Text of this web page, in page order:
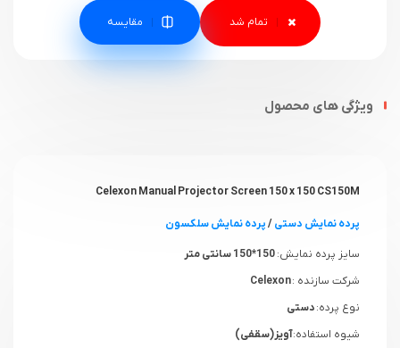
مقایسه
ویژگی های محصول
Celexon Manual Projector Screen 150 x 150 CS150M
پرده نمایش دستی/پرده نمایش سلکسون
سایز پرده نمایش:
شرکت سازنده :
نوع پرده:دستی
شیوه استفاده:آویز(سقفی)